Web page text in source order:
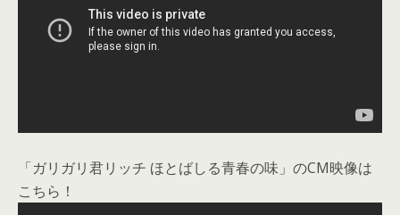
「ガリガリ君リッチ ほとばしる青春の味」のCM映像は
こちら！